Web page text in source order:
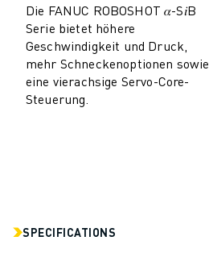
DOWNLOAD CENTER » MYFANUC
TRAINING & AUSBILDUNG
FANUC AKADEMIE
BRANCHEN-LÖSUNGEN
LÖSUNGEN FÜR DIE AUSBILDUNG
ÜBER FANUC
Die FANUC ROBOSHOT 𝛼-S𝑖B
Serie bietet höhere
Geschwindigkeit und Druck,
mehr Schneckenoptionen sowie
eine vierachsige Servo-Core-
Steuerung.
SPECIFICATIONS